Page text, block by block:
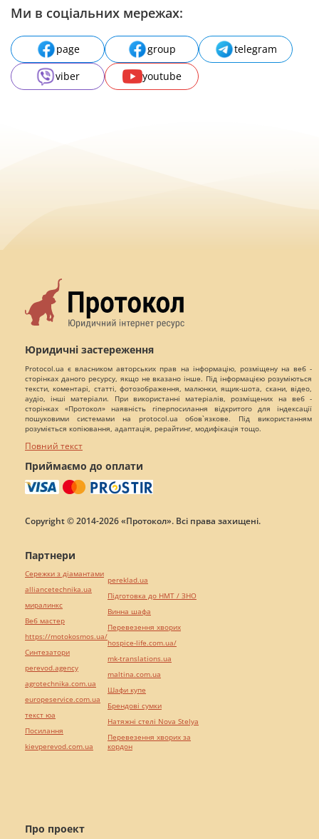
Ми в соціальних мережах:
page group
telegram
viber
youtube
Юридичні застереження
Protocol.ua є власником авторських прав на інформацію, розміщену на веб -
сторінках даного ресурсу, якщо не вказано інше. Під інформацією розуміються
тексти, коментарі, статті, фотозображення, малюнки, ящик-шота, скани, відео,
аудіо, інші матеріали. При використанні матеріалів, розміщених на веб -
сторінках «Протокол» наявність гіперпосилання відкритого для індексації
пошуковими системами на protocol.ua обов`язкове. Під використанням
розуміється копіювання, адаптація, рерайтинг, модифікація тощо.
Повний текст
Приймаємо до оплати
Copyright © 2014-2026 «Протокол». Всі права захищені.
Про проект
Партнери
Сережки з діамантами
alliancetechnika.ua
миралинкс
Веб мастер
https://motokosmos.ua/
Синтезатори
perevod.agency
agrotechnika.com.ua
europeservice.com.ua
текст юа
Посилання
kievperevod.com.ua
pereklad.ua
Підготовка до НМТ / ЗНО
Винна шафа
Перевезення хворих
hospice-life.com.ua/
mk-translations.ua
maltina.com.ua
Шафи купе
Брендові сумки
Натяжні стелі Nova Stelya
Перевезення хворих за
кордон